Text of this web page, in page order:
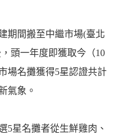
期間搬至中繼市場(臺北
頭一年度即獲取今（10
場名攤獲得5星認證共計
氣象。
5星名攤者從生鮮雞肉、